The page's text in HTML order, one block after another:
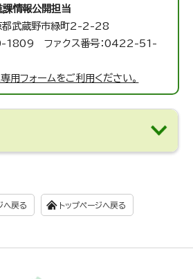
課情報公開担当
武蔵野市緑町2-2-28
1809 ファクス番号：0422-51-
用フォームをご利用ください。
へ戻る トップページへ戻る